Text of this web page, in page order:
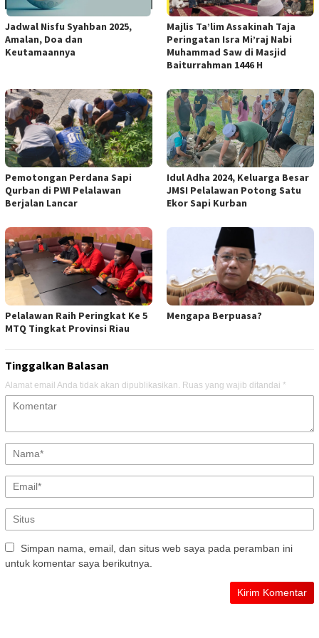
Jadwal Nisfu Syahban 2025,
Amalan, Doa dan
Keutamaannya
Majlis Ta’lim Assakinah Taja
Peringatan Isra Mi’raj Nabi
Muhammad Saw di Masjid
Baiturrahman 1446 H
Pemotongan Perdana Sapi
Qurban di PWI Pelalawan
Berjalan Lancar
Idul Adha 2024, Keluarga Besar
JMSI Pelalawan Potong Satu
Ekor Sapi Kurban
Pelalawan Raih Peringkat Ke 5
MTQ Tingkat Provinsi Riau
Mengapa Berpuasa?
Tinggalkan Balasan
Alamat email Anda tidak akan dipublikasikan. Ruas yang wajib ditandai *
Simpan nama, email, dan situs web saya pada peramban ini
untuk komentar saya berikutnya.